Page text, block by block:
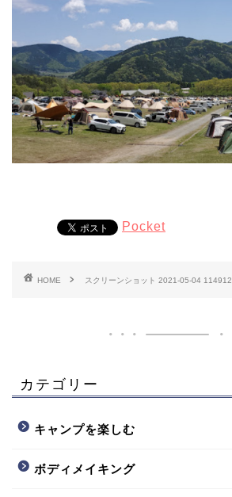
Pocket
HOME スクリーンショット 2021-05-04 114912
カテゴリー
キャンプを楽しむ
ボディメイキング